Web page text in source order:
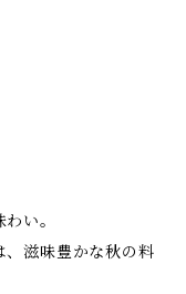
い。
、滋味豊かな秋の料